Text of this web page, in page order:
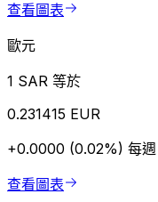
查看圖表
歐元
1 SAR 等於
0.231415 EUR
+0.0000 (0.02%) 每週
查看圖表